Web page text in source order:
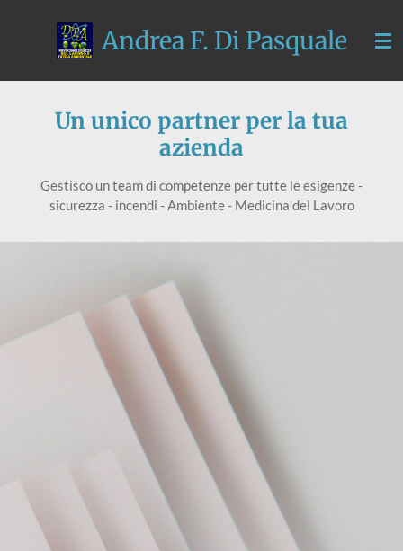
contenuto
Andrea F. Di Pasquale
Un unico partner per la tua
azienda
Gestisco un team di competenze per tutte le esigenze -
sicurezza - incendi - Ambiente - Medicina del Lavoro